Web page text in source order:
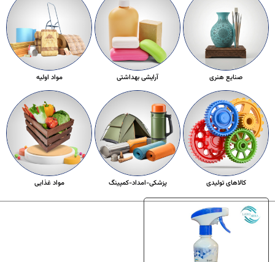
صنایع هنری آرایشی بهداشتی مواد اولیه
کالاهای تولیدی پزشکی-امداد-کمپینگ مواد غذایی